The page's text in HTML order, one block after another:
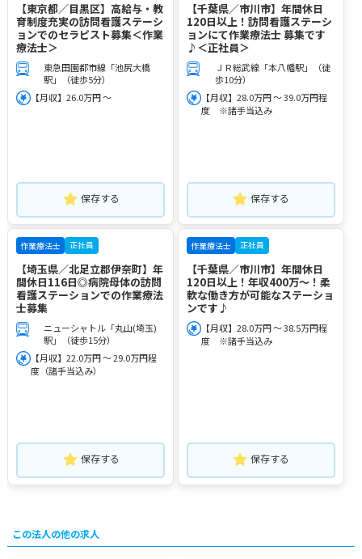
【東京都／目黒区】高給与・教
育制度充実の訪問看護ステーシ
ョンでのセラピスト募集＜作業
療法士＞
東急田園都市線「池尻大橋
駅」（徒歩5分）
【月収】26.0万円 ～
保存する
【千葉県／市川市】年間休日
120日以上！訪問看護ステーシ
ョンにて作業療法士 募集です
♪＜正社員＞
ＪＲ総武線「本八幡駅」（徒
歩10分）
【月収】28.0万円 ～ 39.0万円程
度 ※諸手当込み
保存する
作業療法士 正社員
【埼玉県／北足立郡伊奈町】年
間休日116日◎病院母体の訪問
看護ステーションでの作業療法
士募集
ニューシャトル「丸山(埼玉)
駅」（徒歩15分）
【月収】22.0万円 ～ 29.0万円程
度（諸手当込み）
保存する
作業療法士 正社員
【千葉県／市川市】年間休日
120日以上！年収400万～！柔
軟な働き方が可能なステーショ
ンです♪
【月収】28.0万円 ～ 38.5万円程
度 ※諸手当込み
保存する
この法人の他の求人